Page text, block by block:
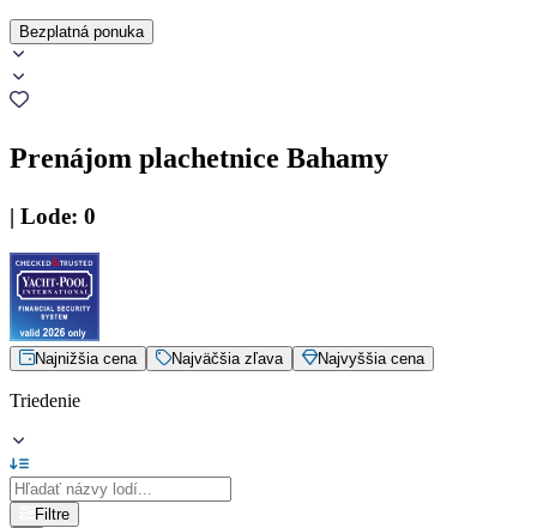
Bezplatná ponuka
Prenájom plachetnice Bahamy
| Lode: 0
Najnižšia cena Najväčšia zľava Najvyššia cena
Triedenie
Filtre